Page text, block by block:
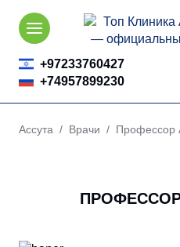
Skip
content
+97233760427
+74957899230
Ассута / Врачи / Профессор